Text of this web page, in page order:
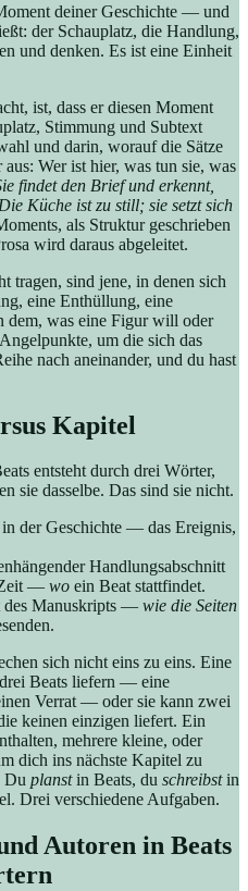
deiner Geschichte — und
der Schauplatz, die Handlung,
und denken. Es ist eine Einheit
ist, dass er diesen Moment
Stimmung und Subtext
und darin, worauf die Sätze
Wer ist hier, was tun sie, was
findet den Brief und erkennt,
Küche ist zu still; sie setzt sich
als Struktur geschrieben
wird daraus abgeleitet.
tragen, sind jene, in denen sich
eine Enthüllung, eine
dem, was eine Figur will oder
um die sich das
nach aneinander, und du hast
Kapitel
entsteht durch drei Wörter,
sie dasselbe. Das sind sie nicht.
der Geschichte — das Ereignis,
Handlungsabschnitt
Zeit — wo ein Beat stattfindet.
des Manuskripts — wie die Seiten
sich nicht eins zu eins. Eine
Beats liefern — eine
Verrat — oder sie kann zwei
keinen einzigen liefert. Ein
mehrere kleine, oder
dich ins nächste Kapitel zu
Du planstin Beats, du schreibstin
Drei verschiedene Aufgaben.
Autoren in Beats